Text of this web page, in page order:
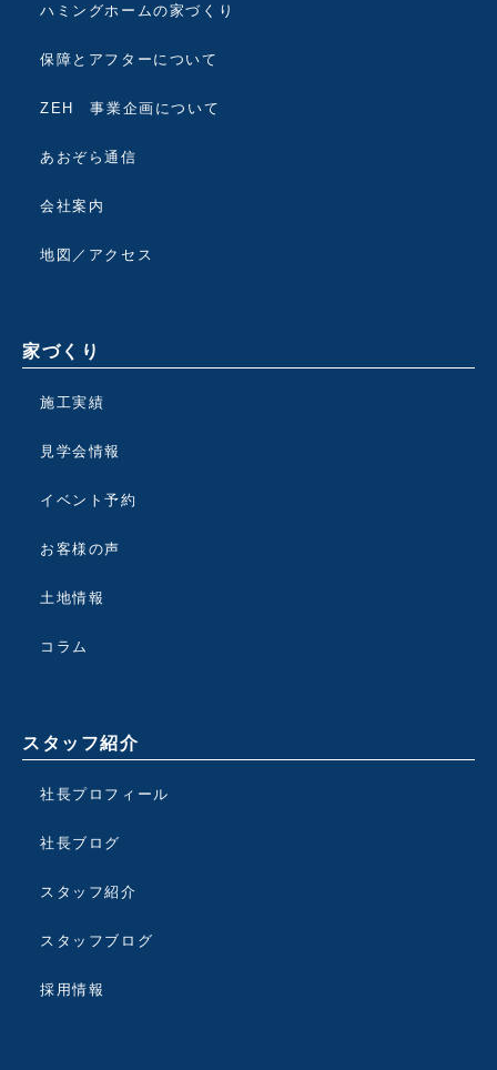
ハミングホームの家づくり
保障とアフターについて
ZEH 事業企画について
あおぞら通信
会社案内
地図／アクセス
家づくり
施工実績
見学会情報
イベント予約
お客様の声
土地情報
コラム
スタッフ紹介
社長プロフィール
社長ブログ
スタッフ紹介
スタッフブログ
採用情報